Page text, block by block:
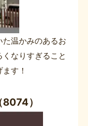
温かみのあるお
なりすぎること
す！
）